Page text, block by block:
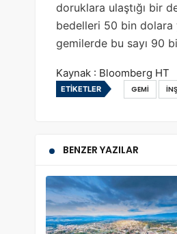
doruklara ulaştığı bir
bedelleri 50 bin dolara
gemilerde bu sayı 90
Kaynak : Bloomberg HT
ETIKETLER GEMI
BENZER YAZILAR